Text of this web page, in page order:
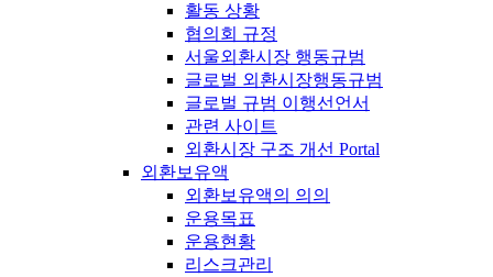
활동 상황
협의회 규정
서울외환시장 행동규범
글로벌 외환시장행동규범
글로벌 규범 이행선언서
관련 사이트
외환시장 구조 개선 Portal
외환보유액
외환보유액의 의의
운용목표
운용현황
리스크관리